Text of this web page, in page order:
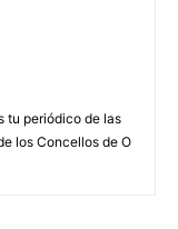
tu periódico de las
los Concellos de O